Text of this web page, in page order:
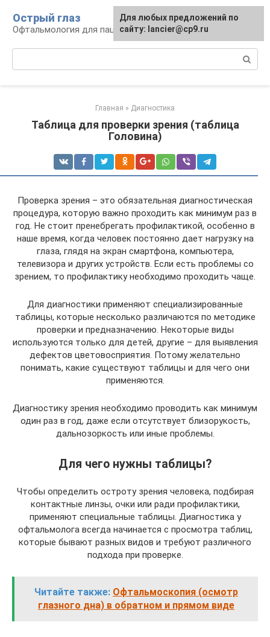
контенту
Острый глаз
Офтальмология для пациента
Главная » Диагностика
Таблица для проверки зрения (таблица
Головина)
Проверка зрения – это обязательная диагностическая
процедура, которую важно проходить как минимум раз в
год. Не стоит пренебрегать профилактикой, особенно в
наше время, когда человек постоянно дает нагрузку на
глаза, глядя на экран смартфона, компьютера,
телевизора и других устройств. Если есть проблемы со
зрением, то профилактику необходимо проходить чаще.
Для диагностики применяют специализированные
таблицы, которые несколько различаются по методике
проверки и предназначению. Некоторые виды
используются только для детей, другие – для выявления
дефектов цветовосприятия. Потому желательно
понимать, какие существуют таблицы и для чего они
применяются.
Диагностику зрения необходимо проводить как минимум
один раз в год, даже если отсутствует близорукость,
дальнозоркость или иные проблемы.
Для чего нужны таблицы?
Чтобы определить остроту зрения человека, подбирая
контактные линзы, очки или ради профилактики,
применяют специальные таблицы. Диагностика у
офтальмолога всегда начинается с просмотра таблиц,
которые бывают разных видов и требуют различного
подхода при проверке.
Читайте также: Офтальмоскопия (осмотр
глазного дна) в обратном и прямом виде
Для любых предложений по
сайту: lancier@cp9.ru